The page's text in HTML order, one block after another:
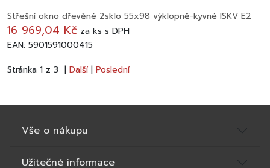
Střešní okno dřevěné 2sklo 55x98 výklopně-kyvné ISKV E2
16 969,04 Kč za ks s DPH
EAN: 5901591000415
Stránka 1 z 3 | Další | Poslední
Vše o nákupu
Užitečné informace